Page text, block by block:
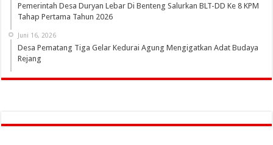
Pemerintah Desa Duryan Lebar Di Benteng Salurkan BLT-DD Ke 8 KPM
Tahap Pertama Tahun 2026
Juni 16, 2026
Desa Pematang Tiga Gelar Kedurai Agung Mengigatkan Adat Budaya
Rejang